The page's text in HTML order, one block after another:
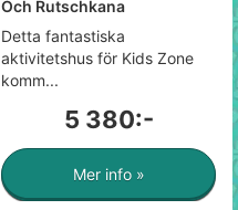
Och Rutschkana
Detta fantastiska
aktivitetshus för Kids Zone
komm...
5 380:-
Mer info »